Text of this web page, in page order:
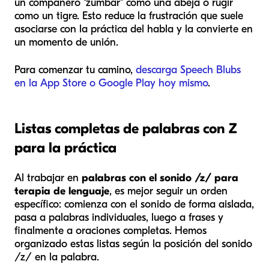
un compañero "zumbar" como una abeja o rugir
como un tigre. Esto reduce la frustración que suele
asociarse con la práctica del habla y la convierte en
un momento de unión.
Para comenzar tu camino, descarga Speech Blubs
en la App Store o Google Play hoy mismo.
Listas completas de palabras con Z
para la práctica
Al trabajar en palabras con el sonido /z/ para
terapia de lenguaje, es mejor seguir un orden
específico: comienza con el sonido de forma aislada,
pasa a palabras individuales, luego a frases y
finalmente a oraciones completas. Hemos
organizado estas listas según la posición del sonido
/z/ en la palabra.